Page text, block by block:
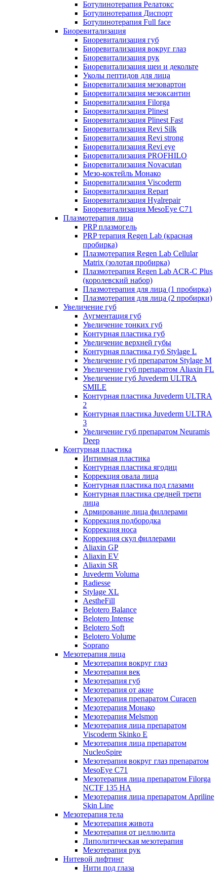
Ботулинотерапия Релатокс
Ботулинотерапия Диспорт
Ботулинотерапия Full face
Биоревитализация
Биоревитализация губ
Биоревитализация вокруг глаз
Биоревитализация рук
Биоревитализация шеи и декольте
Уколы пептидов для лица
Биоревитализация мезовартон
Биоревитализация мезоксантин
Биоревитализация Filorga
Биоревитализация Plinest
Биоревитализация Plinest Fast
Биоревитализация Revi Silk
Биоревитализация Revi strong
Биоревитализация Revi eye
Биоревитализация PROFHILO
Биоревитализация Novacutan
Мезо-коктейль Монако
Биоревитализация Viscoderm
Биоревитализация Repart
Биоревитализация Hyalrepair
Биоревитализация MesoEye C71
Плазмотерапия лица
PRP плазмогель
PRP терапия Regen Lab (красная
пробирка)
Плазмотерапия Regen Lab Cellular
Matrix (золотая пробирка)
Плазмотерапия Regen Lab ACR-C Plus
(королевский набор)
Плазмотерапия для лица (1 пробирка)
Плазмотерапия для лица (2 пробирки)
Увеличение губ
Аугментация губ
Увеличение тонких губ
Контурная пластика губ
Увеличение верхней губы
Контурная пластика губ Stylage L
Увеличение губ препаратом Stylage M
Увеличение губ препаратом Aliaxin FL
Увеличение губ Juvederm ULTRA
SMILE
Контурная пластика Juvederm ULTRA
2
Контурная пластика Juvederm ULTRA
3
Увеличение губ препаратом Neuramis
Deep
Контурная пластика
Интимная пластика
Контурная пластика ягодиц
Коррекция овала лица
Контурная пластика под глазами
Контурная пластика средней трети
лица
Армирование лица филлерами
Коррекция подбородка
Коррекция носа
Коррекция скул филлерами
Aliaxin GP
Aliaxin EV
Aliaxin SR
Juvederm Voluma
Radiesse
Stylage XL
AestheFill
Belotero Balance
Belotero Intense
Belotero Soft
Belotero Volume
Soprano
Мезотерапия лица
Мезотерапия вокруг глаз
Мезотерапия век
Мезотерапия губ
Мезотерапия от акне
Мезотерапия препаратом Curacen
Мезотерапия Монако
Мезотерапия Melsmon
Мезотерапия лица препаратом
Viscoderm Skinko E
Мезотерапия лица препаратом
NucleoSpire
Мезотерапия вокруг глаз препаратом
MesoEye С71
Мезотерапия лица препаратом Filorga
NCTF 135 HA
Мезотерапия лица препаратом Apriline
Skin Line
Мезотерапия тела
Мезотерапия живота
Мезотерапия от целлюлита
Липолитическая мезотерапия
Мезотерапия рук
Нитевой лифтинг
Нити под глаза